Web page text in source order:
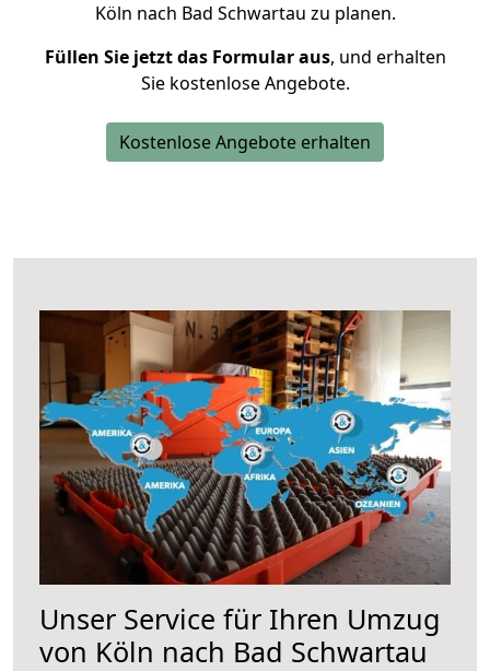
Köln nach Bad Schwartau zu planen.
Füllen Sie jetzt das Formular aus, und erhalten
Sie kostenlose Angebote.
Kostenlose Angebote erhalten
Unser Service für Ihren Umzug
von Köln nach Bad Schwartau